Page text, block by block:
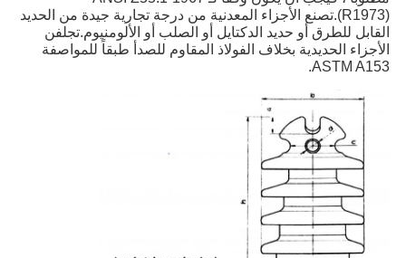
(R1973). تصنع الأجزاء المعدنية من درجة تجارية جيدة من الحديد
القابل للطرق أو حديد الدكتايل أو الصلب أو الألومنيوم.تجلفن
الأجزاء الحديدية بخلاف الفولاذ المقاوم للصدأ طبقاً للمواصفة
ASTM A153.